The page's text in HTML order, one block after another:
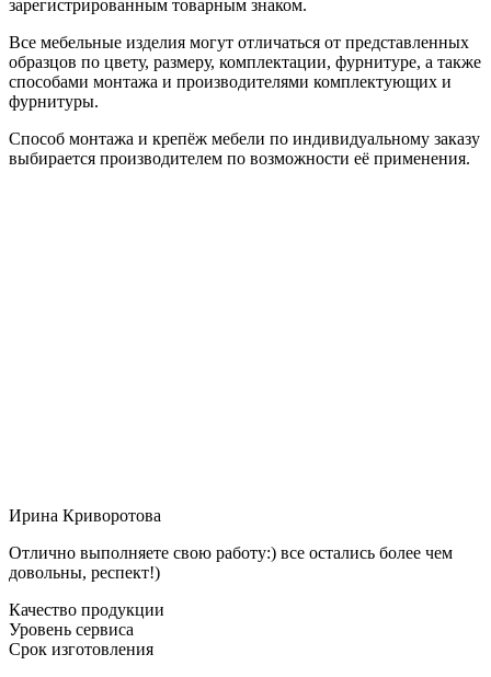
зарегистрированным товарным знаком.
Все мебельные изделия могут отличаться от представленных
образцов по цвету, размеру, комплектации, фурнитуре, а также
способами монтажа и производителями комплектующих и
фурнитуры.
Способ монтажа и крепёж мебели по индивидуальному заказу
выбирается производителем по возможности её применения.
Ирина Криворотова
Отлично выполняете свою работу:) все остались более чем
довольны, респект!)
Качество продукции
Уровень сервиса
Срок изготовления